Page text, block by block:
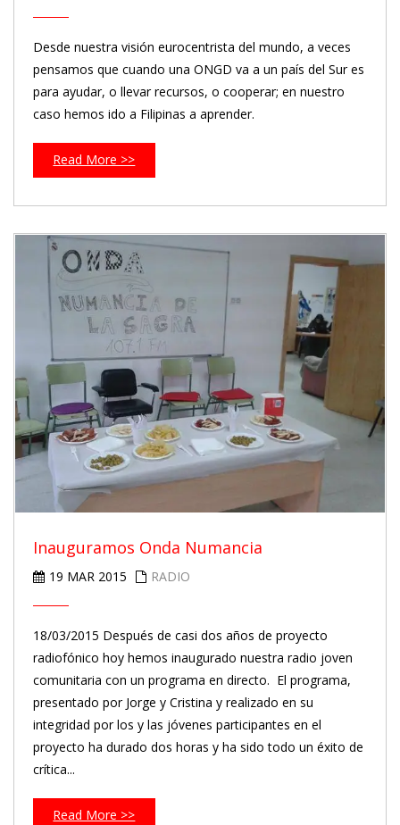
Desde nuestra visión eurocentrista del mundo, a veces
pensamos que cuando una ONGD va a un país del Sur es
para ayudar, o llevar recursos, o cooperar; en nuestro
caso hemos ido a Filipinas a aprender.
Read More >>
Inauguramos Onda Numancia
19 MAR 2015 RADIO
18/03/2015 Después de casi dos años de proyecto
radiofónico hoy hemos inaugurado nuestra radio joven
comunitaria con un programa en directo. El programa,
presentado por Jorge y Cristina y realizado en su
integridad por los y las jóvenes participantes en el
proyecto ha durado dos horas y ha sido todo un éxito de
crítica...
Read More >>